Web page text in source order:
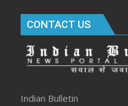
CONTACT US
Indian Bulletin